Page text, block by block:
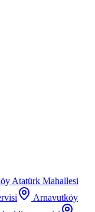
Atatürk Mahallesi
Arnavutköy